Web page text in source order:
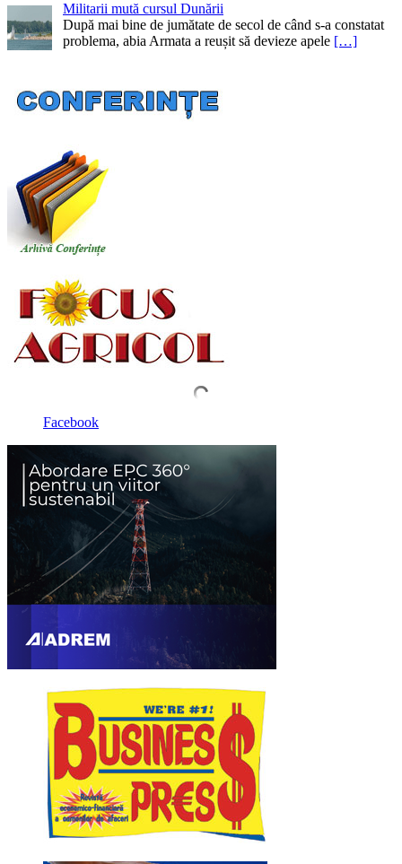
Militarii mută cursul Dunării
După mai bine de jumătate de secol de când s-a constatat
problema, abia Armata a reușit să devieze apele […]
Facebook